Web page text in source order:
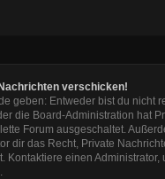
verschicken!
geben: Entweder bist du nicht
die Board-Administration hat
Forum ausgeschaltet.
dir das Recht, Private
Kontaktiere einen Administrator,